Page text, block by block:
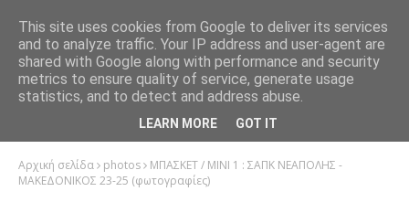
Αρχική σελίδα photos
ΜΠΑΣΚΕΤ / ΜΙΝΙ 1 : ΣΑΠΚ ΝΕΑΠΟΛΗΣ -
ΜΑΚΕΔΟΝΙΚΟΣ 23-25 (φωτογραφίες)
This site uses cookies from Google to deliver its services
and to analyze traffic. Your IP address and user-agent are
shared with Google along with performance and security
metrics to ensure quality of service, generate usage
statistics, and to detect and address abuse.
LEARN MORE GOT IT